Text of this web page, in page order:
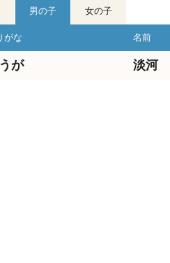
男の子 女の子
がな 名前
が 淡河